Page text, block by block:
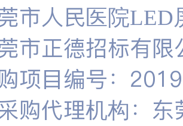
市人民医院
市正德招标有
项目编号：
购代理机构：